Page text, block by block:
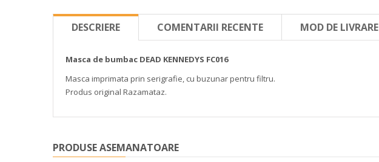
DESCRIERE COMENTARII RECENTE MOD DE LIVRARE
Masca de bumbac DEAD KENNEDYS FC016
Masca imprimata prin serigrafie, cu buzunar pentru filtru.
Produs original Razamataz.
PRODUSE ASEMANATOARE